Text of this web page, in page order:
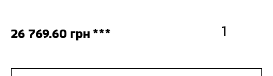
26 769.60 грн ***